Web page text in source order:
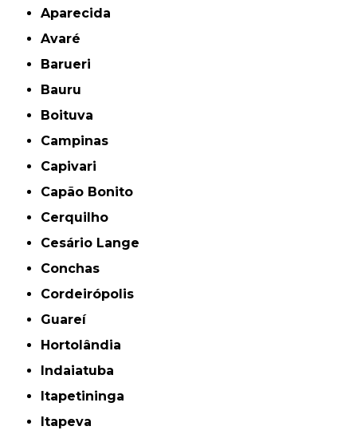
Aparecida
Avaré
Barueri
Bauru
Boituva
Campinas
Capivari
Capão Bonito
Cerquilho
Cesário Lange
Conchas
Cordeirópolis
Guareí
Hortolândia
Indaiatuba
Itapetininga
Itapeva